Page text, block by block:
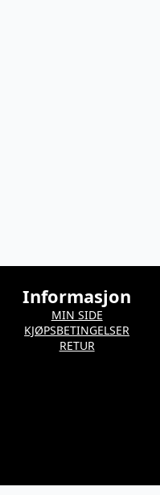
Informasjon
MIN SIDE
KJØPSBETINGELSER
RETUR